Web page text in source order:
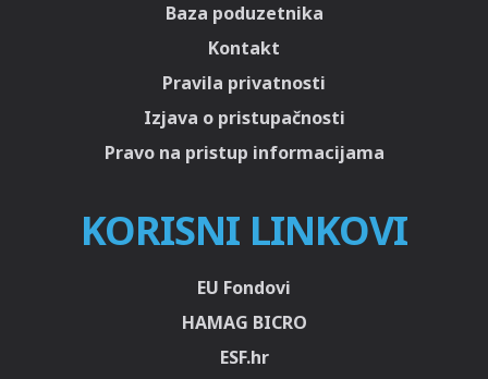
Baza poduzetnika
Kontakt
Pravila privatnosti
Izjava o pristupačnosti
Pravo na pristup informacijama
KORISNI LINKOVI
EU Fondovi
HAMAG BICRO
ESF.hr